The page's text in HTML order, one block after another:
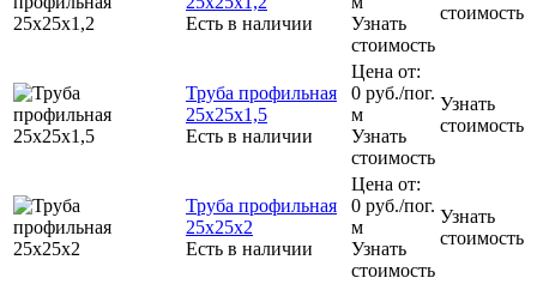
Есть в наличии
Узнать
стоимость
стоимость
Труба профильная
25х25х1,5
Есть в наличии
Цена от:
0 руб./пог.
м
Узнать
стоимость
Узнать
стоимость
Труба профильная
25х25х2
Есть в наличии
Цена от:
0 руб./пог.
м
Узнать
стоимость
Узнать
стоимость